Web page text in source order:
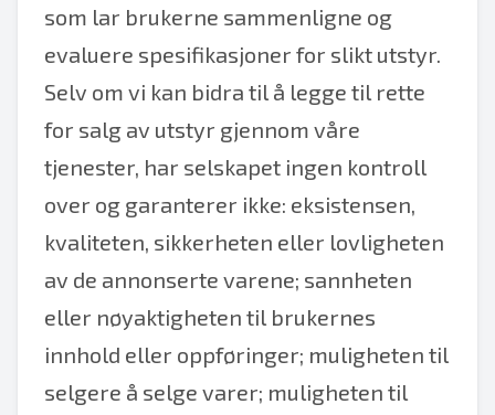
som lar brukerne sammenligne og
evaluere spesifikasjoner for slikt utstyr.
Selv om vi kan bidra til å legge til rette
for salg av utstyr gjennom våre
tjenester, har selskapet ingen kontroll
over og garanterer ikke: eksistensen,
kvaliteten, sikkerheten eller lovligheten
av de annonserte varene; sannheten
eller nøyaktigheten til brukernes
innhold eller oppføringer; muligheten til
selgere å selge varer; muligheten til